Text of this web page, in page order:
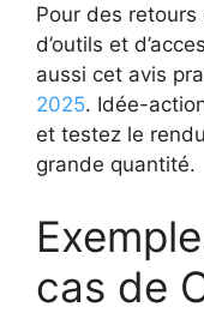
Pour des retours
d’outils et
aussi cet avis
2025. Idée-
et testez le
grande quantité.
cas de